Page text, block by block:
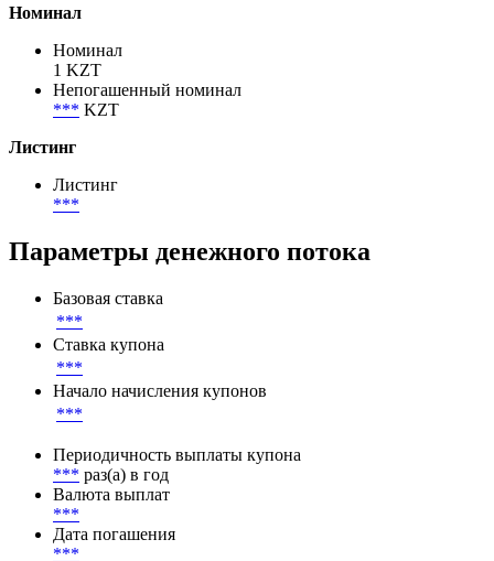
700 000 000 KZT
700 000 000 KZT
Номинал
1 KZT
***KZT
Листинг
Параметры денежного потока
Базовая ставка
***
Ставка купона
Начало начисления купонов
***
Периодичность выплаты купона
***